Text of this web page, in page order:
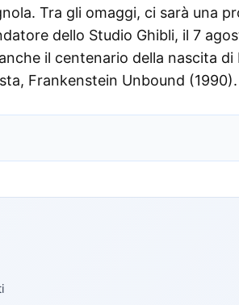
Tra gli omaggi, ci sarà una
dello Studio Ghibli, il 7
il centenario della nascita di
Frankenstein Unbound (1990).